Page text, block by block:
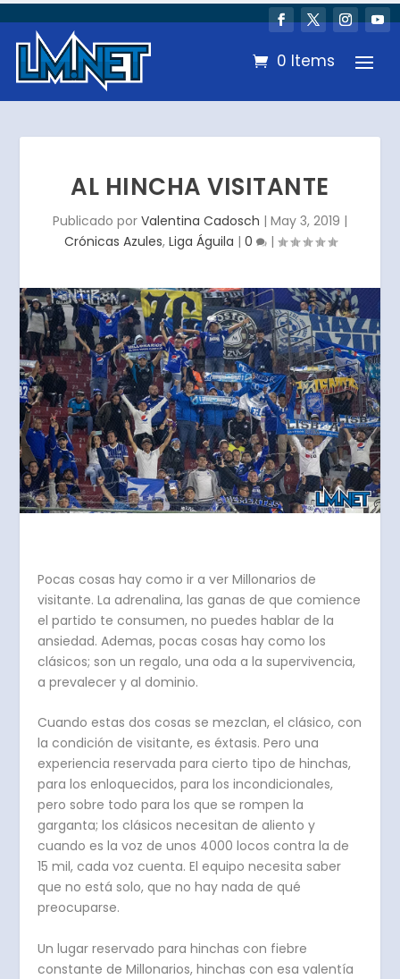
0 Items
AL HINCHA VISITANTE
Publicado por Valentina Cadosch | May 3, 2019 |
Crónicas Azules, Liga Águila | 0 |
Pocas cosas hay como ir a ver Millonarios de
visitante. La adrenalina, las ganas de que comience
el partido te consumen, no puedes hablar de la
ansiedad. Ademas, pocas cosas hay como los
clásicos; son un regalo, una oda a la supervivencia,
a prevalecer y al dominio.
Cuando estas dos cosas se mezclan, el clásico, con
la condición de visitante, es éxtasis. Pero una
experiencia reservada para cierto tipo de hinchas,
para los enloquecidos, para los incondicionales,
pero sobre todo para los que se rompen la
garganta; los clásicos necesitan de aliento y
cuando es la voz de unos 4000 locos contra la de
15 mil, cada voz cuenta. El equipo necesita saber
que no está solo, que no hay nada de qué
preocuparse.
Un lugar reservado para hinchas con fiebre
constante de Millonarios, hinchas con esa valentía